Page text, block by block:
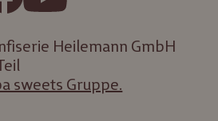
Heilemann GmbH
sweets Gruppe.